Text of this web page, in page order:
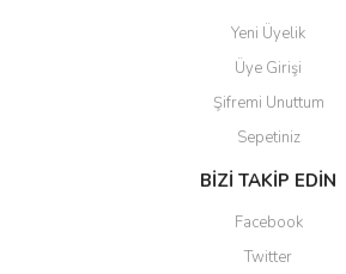
Yeni Üyelik
Üye Girişi
Şifremi Unuttum
Sepetiniz
BİZİ TAKİP EDİN
Facebook
Twitter